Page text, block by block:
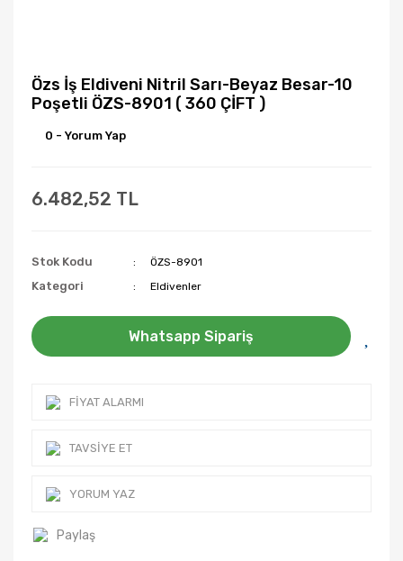
Özs İş Eldiveni Nitril Sarı-Beyaz Besar-10
Poşetli ÖZS-8901 ( 360 ÇİFT )
0 - Yorum Yap
6.482,52 TL
Stok Kodu ÖZS-8901
Kategori Eldivenler
Whatsapp Sipariş
FIYAT ALARMI
TAVSIYE ET
YORUM YAZ
Paylaş